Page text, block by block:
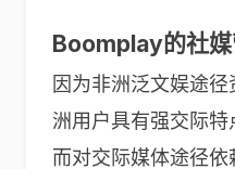
Boomplay的社
因为非洲泛文娱途
洲用户具有强交际
而对交际媒体途径依